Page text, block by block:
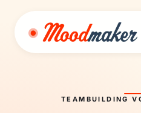
TEAMBUILDING